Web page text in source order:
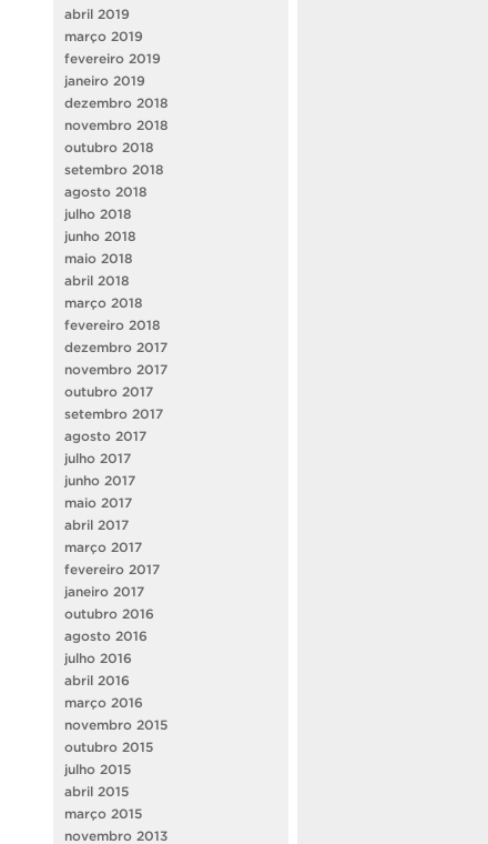
abril 2019
março 2019
fevereiro 2019
janeiro 2019
dezembro 2018
novembro 2018
outubro 2018
setembro 2018
agosto 2018
julho 2018
junho 2018
maio 2018
abril 2018
março 2018
fevereiro 2018
dezembro 2017
novembro 2017
outubro 2017
setembro 2017
agosto 2017
julho 2017
junho 2017
maio 2017
abril 2017
março 2017
fevereiro 2017
janeiro 2017
outubro 2016
agosto 2016
julho 2016
abril 2016
março 2016
novembro 2015
outubro 2015
julho 2015
abril 2015
março 2015
novembro 2013